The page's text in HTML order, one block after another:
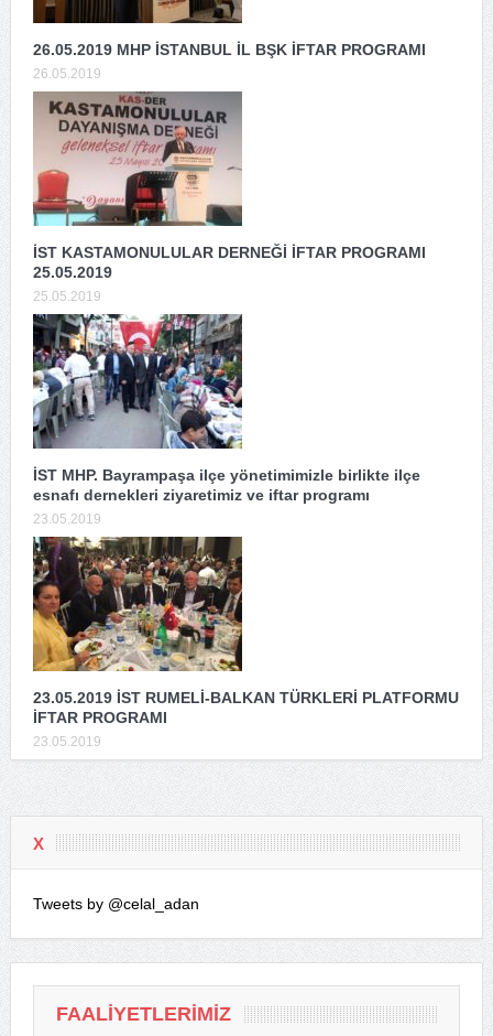
26.05.2019 MHP İSTANBUL İL BŞK İFTAR PROGRAMI
26.05.2019
İST KASTAMONULULAR DERNEĞİ İFTAR PROGRAMI
25.05.2019
25.05.2019
İST MHP. Bayrampaşa ilçe yönetimimizle birlikte ilçe
esnafı dernekleri ziyaretimiz ve iftar programı
23.05.2019
23.05.2019 İST RUMELİ-BALKAN TÜRKLERİ PLATFORMU
İFTAR PROGRAMI
23.05.2019
X
Tweets by @celal_adan
FAALIYETLERIMIZ